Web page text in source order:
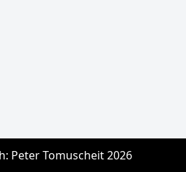
Peter Tomuscheit 2026